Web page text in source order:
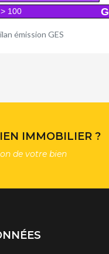
G
> 100
émission GES
IMMOBILIER ?
de votre bien